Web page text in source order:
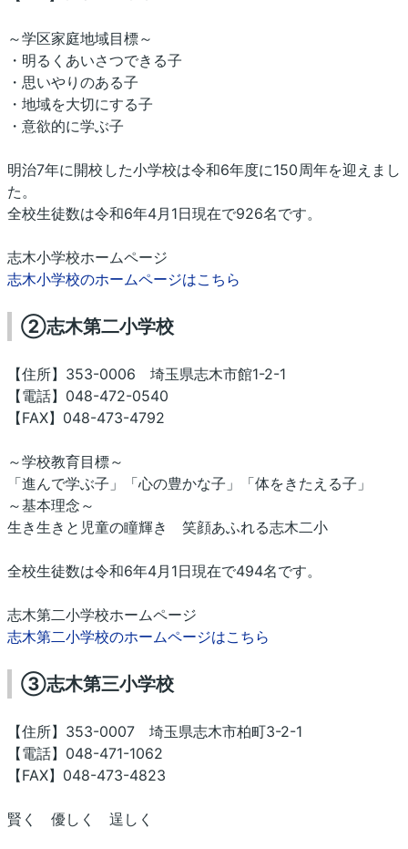
～学区家庭地域目標～
・明るくあいさつできる子
・思いやりのある子
・地域を大切にする子
・意欲的に学ぶ子
明治7年に開校した小学校は令和6年度に150周年を迎えまし
た。
全校生徒数は令和6年4月1日現在で926名です。
志木小学校ホームページ
志木小学校のホームページはこちら
②志木第二小学校
【住所】353-0006 埼玉県志木市館1-2-1
【電話】048-472-0540
【FAX】048-473-4792
～学校教育目標～
「進んで学ぶ子」「心の豊かな子」「体をきたえる子」
～基本理念～
生き生きと児童の瞳輝き 笑顔あふれる志木二小
全校生徒数は令和6年4月1日現在で494名です。
志木第二小学校ホームページ
志木第二小学校のホームページはこちら
③志木第三小学校
【住所】353-0007 埼玉県志木市柏町3-2-1
【電話】048-471-1062
【FAX】048-473-4823
賢く 優しく 逞しく